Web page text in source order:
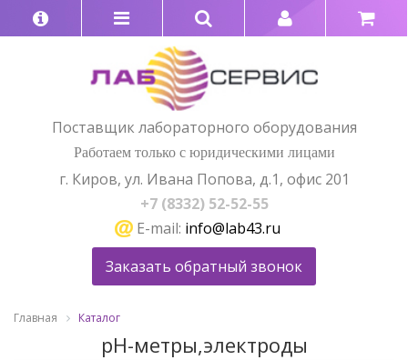
Поставщик лабораторного оборудования
Работаем только с юридическими лицами
г. Киров, ул. Ивана Попова, д.1, офис 201
+7 (8332) 52-52-55
E-mail: info@lab43.ru
Заказать обратный звонок
Главная Каталог
pH-метры,электроды